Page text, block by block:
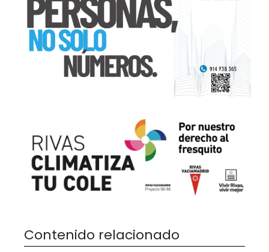
Contenido relacionado